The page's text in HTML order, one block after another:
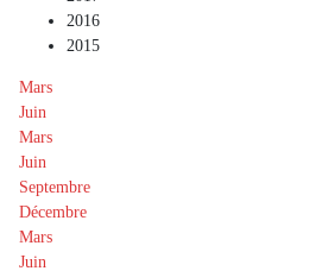
2016
2015
Mars
Juin
Mars
Juin
Septembre
Décembre
Mars
Juin